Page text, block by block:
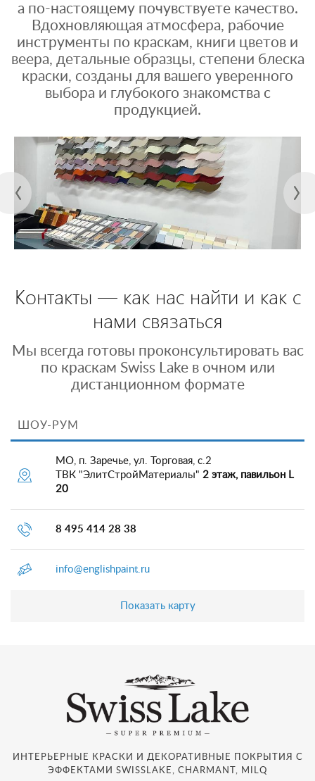
а по-настоящему почувствуете качество.
Вдохновляющая атмосфера, рабочие
инструменты по краскам, книги цветов и
веера, детальные образцы, степени блеска
краски, созданы для вашего уверенного
выбора и глубокого знакомства с
продукцией.
Контакты — как нас найти и как с
нами связаться
Мы всегда готовы проконсультировать вас
по краскам Swiss Lake в очном или
дистанционном формате
ШОУ-РУМ
МО, п. Заречье, ул. Торговая, с.2
ТВК "ЭлитСтройМатериалы" 2 этаж, павильон L
20
8 495 414 28 38
info@englishpaint.ru
Показать карту
ИНТЕРЬЕРНЫЕ КРАСКИ И ДЕКОРАТИВНЫЕ ПОКРЫТИЯ С
ЭФФЕКТАМИ SWISSLAKE, CHARMANT, MILQ